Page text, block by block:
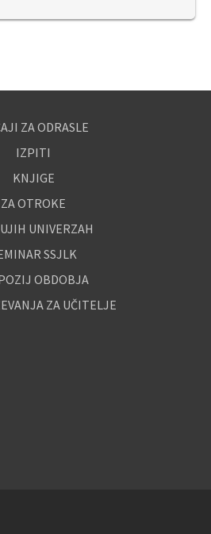
ZA ODRASLE
IZPITI
KNJIGE
ZA OTROKE
UNIVERZAH
SSJLK
OBDOBJA
ZA UČITELJE